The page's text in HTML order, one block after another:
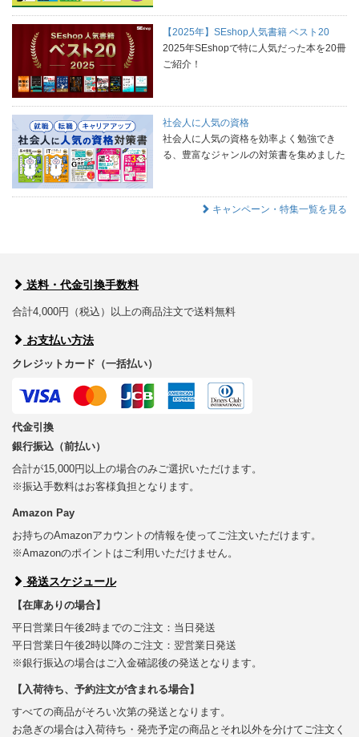
【2025年】SEshop人気書籍 ベスト20
2025年SEshopで特に人気だった本を20冊
ご紹介！
社会人に人気の資格
社会人に人気の資格を効率よく勉強でき
る、豊富なジャンルの対策書を集めました
キャンペーン・特集一覧を見る
送料・代金引換手数料
合計4,000円（税込）以上の商品注文で送料無料
お支払い方法
クレジットカード（一括払い）
代金引換
銀行振込（前払い）
合計が15,000円以上の場合のみご選択いただけます。
※振込手数料はお客様負担となります。
Amazon Pay
お持ちのAmazonアカウントの情報を使ってご注文いただけます。
※Amazonのポイントはご利用いただけません。
発送スケジュール
【在庫ありの場合】
平日営業日午後2時までのご注文：当日発送
平日営業日午後2時以降のご注文：翌営業日発送
※銀行振込の場合はご入金確認後の発送となります。
【入荷待ち、予約注文が含まれる場合】
すべての商品がそろい次第の発送となります。
お急ぎの場合は入荷待ち・発売予定の商品とそれ以外を分けてご注文く